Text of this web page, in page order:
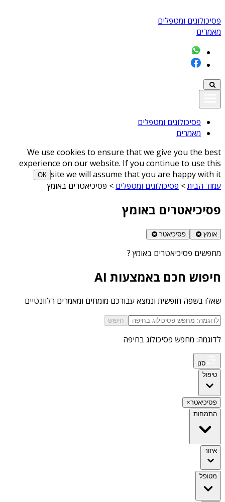
פסיכולוגים ומטפלים
מאמרים
פסיכולוגים ומטפלים
מאמרים
We use cookies to ensure that we give you the best
experience on our website. If you continue to use this
site we will assume that you are happy with it
ОК
עמוד הבית> פסיכולוגים ומטפלים > פסיכיאטרים באומץ
פסיכיאטרים באומץ
אומץ פסיכיאטר
מחפשים פסיכיאטרים באומץ?
חיפוש חכם באמצעות AI
שאלו בשפה חופשית ונמצא עבורכם מומחים ומאמרים רלוונטיים
חיפוש
לדוגמה: מחפש פסיכולוג בחיפה
סנן
טיפול
פסיכיאטר×
התמחות
איזור
מטופל